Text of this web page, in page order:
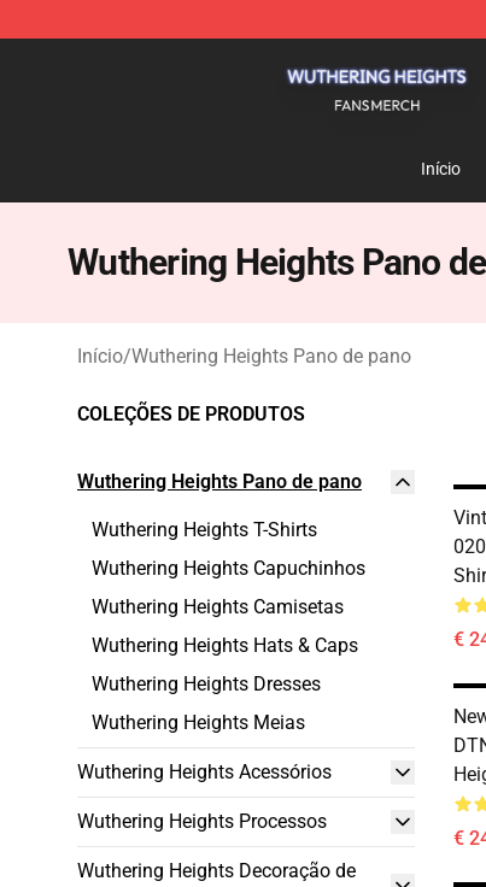
Início
Wuthering Heights Pano
Início/Wuthering Heights Pano de pano
COLEÇÕES DE PRODUTOS
Wuthering Heights Pano de pano
Wuthering Heights T-Shirts
Wuthering Heights Capuchinhos
Wuthering Heights Camisetas
Wuthering Heights Hats & Caps
Wuthering Heights Dresses
Wuthering Heights Meias
Wuthering Heights Acessórios
Wuthering Heights Processos
Wuthering Heights Decoração de
€
€